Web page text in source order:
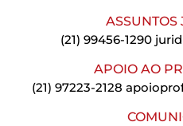
ASSUNTOS
(21) 99456-1290
APOIO AO
(21) 97223-2128